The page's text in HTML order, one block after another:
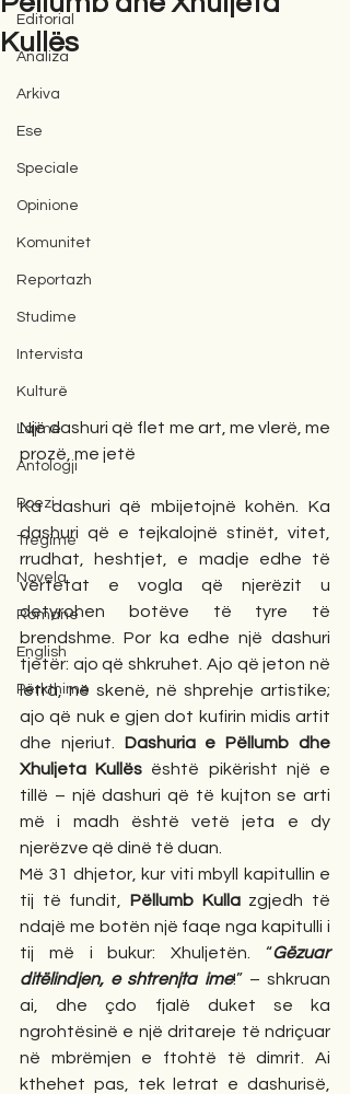
Editorial
Analiza
Arkiva
Ese
Speciale
Opinione
Komunitet
Reportazh
Studime
Intervista
Kulturë
Lajme
Antologji
Poezi
Tregime
Novela
Romane
English
Përkthime
Kullës
Një dashuri që flet me art, me vlerë, me
prozë, me jetë
Ka dashuri që mbijetojnë kohën. Ka
dashuri që e tejkalojnë stinët, vitet,
rrudhat, heshtjet, e madje edhe të
vërtetat e vogla që njerëzit u
detyrohen botëve të tyre të
brendshme. Por ka edhe një dashuri
tjetër: ajo që shkruhet. Ajo që jeton në
letra, në skenë, në shprehje artistike;
ajo që nuk e gjen dot kufirin midis artit
dhe njeriut. Dashuria e Pëllumb dhe
Xhuljeta Kullës është pikërisht një e
tillë – një dashuri që të kujton se arti
më i madh është vetë jeta e dy
njerëzve që dinë të duan.
Më 31 dhjetor, kur viti mbyll kapitullin e
tij të fundit, Pëllumb Kulla zgjedh të
ndajë me botën një faqe nga kapitulli i
tij më i bukur: Xhuljetën. “Gëzuar
ditëlindjen, e shtrenjta ime!” – shkruan
ai, dhe çdo fjalë duket se ka
ngrohtësinë e një dritareje të ndriçuar
në mbrëmjen e ftohtë të dimrit. Ai
kthehet pas, tek letrat e dashurisë,